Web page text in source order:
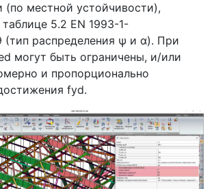
(по местной устойчивости),
5.2 EN 1993-1-
(тип распределения ψ и α). При
могут быть ограничены, и/или
и пропорционально
fyd.